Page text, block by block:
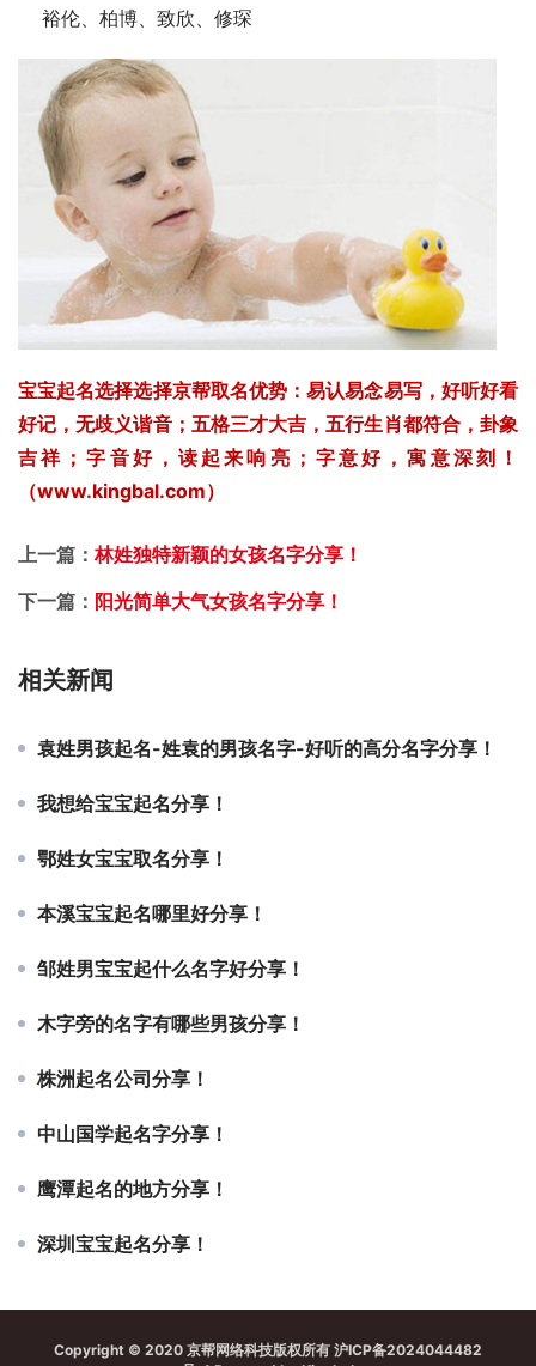
裕伦、柏博、致欣、修琛
宝宝起名选择选择京帮取名优势：易认易念易写，好听好看
好记，无歧义谐音；五格三才大吉，五行生肖都符合，卦象
吉祥；字音好，读起来响亮；字意好，寓意深刻！
（www.kingbal.com）
上一篇：林姓独特新颖的女孩名字分享！
下一篇： 阳光简单大气女孩名字分享！
相关新闻
袁姓男孩起名-姓袁的男孩名字-好听的高分名字分享！
我想给宝宝起名分享！
鄂姓女宝宝取名分享！
本溪宝宝起名哪里好分享！
邹姓男宝宝起什么名字好分享！
木字旁的名字有哪些男孩分享！
株洲起名公司分享！
中山国学起名字分享！
鹰潭起名的地方分享！
深圳宝宝起名分享！
Copyright © 2020 京帮网络科技版权所有 沪ICP备2024044482